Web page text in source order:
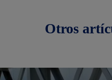
Otros